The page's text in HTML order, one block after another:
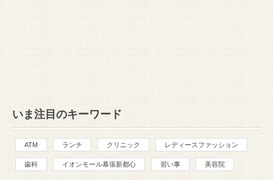
いま注目のキーワード
ATM ランチ クリニック レディースファッション
歯科 イオンモール幕張新都心 習い事 美容院